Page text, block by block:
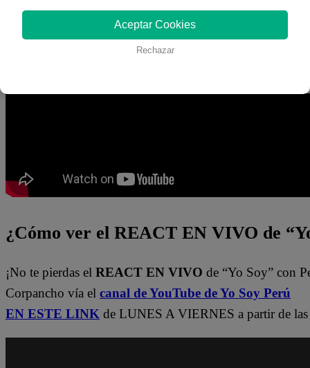
¡Latino! Todos los capítulos de “Yo Soy” están
Yo Soy Perú
¿Cómo ver el REACT EN VIVO de
¡No te pierdas el REACT EN VIVO de “Yo Soy” con
Corpancho vía el canal de YouTube de Yo Soy Perú
EN ESTE LINK de LUNES A VIERNES a partir de
Aceptar Cookies
Rechazar